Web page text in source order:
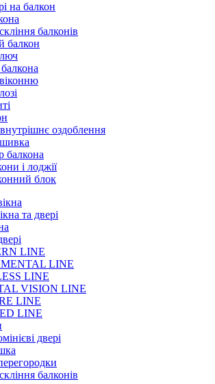
на балкон
балконів
балкон
оздоблення
балкона
і лоджії
блок
та двері
LINE
LINE
LINE
VISION LINE
LINE
LINE
двері
балконів